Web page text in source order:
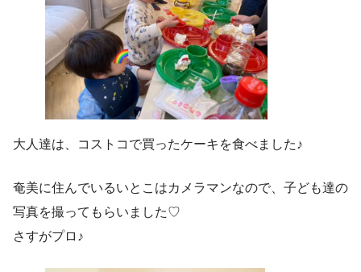
大人達は、コストコで買ったケーキを食べました♪
奄美に住んでいるいとこはカメラマンなので、子ども達の
写真を撮ってもらいました♡
さすがプロ♪